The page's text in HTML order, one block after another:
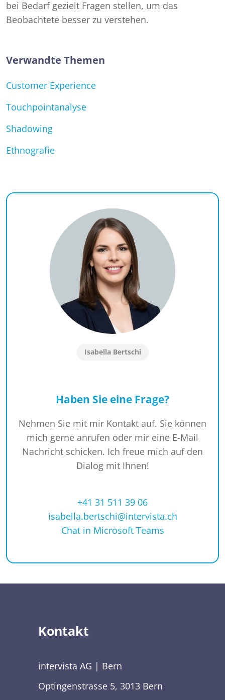
bei Bedarf gezielt Fragen stellen, um das
Beobachtete besser zu verstehen.
Verwandte Themen
Customer Experience
Touchpointanalyse
Shadowing
Ethnografie
Isabella Bertschi
Haben Sie eine Frage?
Nehmen Sie mit mir Kontakt auf. Sie können
mich gerne anrufen oder mir eine E-Mail
Nachricht schicken. Ich freue mich auf den
Dialog mit Ihnen!
+41 31 511 39 06
isabella.bertschi@intervista.ch
Chat in Microsoft Teams
Kontakt
intervista AG | Bern
Optingenstrasse 5, 3013 Bern